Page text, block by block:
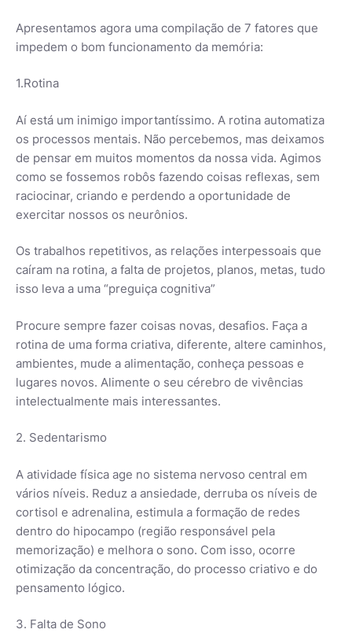
Apresentamos agora uma compilação de 7 fatores que
impedem o bom funcionamento da memória:
1.Rotina
Aí está um inimigo importantíssimo. A rotina automatiza
os processos mentais. Não percebemos, mas deixamos
de pensar em muitos momentos da nossa vida. Agimos
como se fossemos robôs fazendo coisas reflexas, sem
raciocinar, criando e perdendo a oportunidade de
exercitar nossos os neurônios.
Os trabalhos repetitivos, as relações interpessoais que
caíram na rotina, a falta de projetos, planos, metas, tudo
isso leva a uma “preguiça cognitiva”
Procure sempre fazer coisas novas, desafios. Faça a
rotina de uma forma criativa, diferente, altere caminhos,
ambientes, mude a alimentação, conheça pessoas e
lugares novos. Alimente o seu cérebro de vivências
intelectualmente mais interessantes.
2. Sedentarismo
A atividade física age no sistema nervoso central em
vários níveis. Reduz a ansiedade, derruba os níveis de
cortisol e adrenalina, estimula a formação de redes
dentro do hipocampo (região responsável pela
memorização) e melhora o sono. Com isso, ocorre
otimização da concentração, do processo criativo e do
pensamento lógico.
3. Falta de Sono